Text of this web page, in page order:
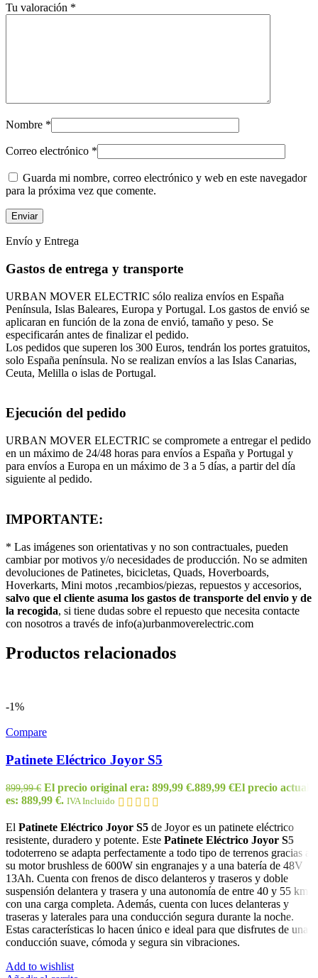
Tu valoración *
Nombre *
Correo electrónico *
Guarda mi nombre, correo electrónico y web en este navegador
para la próxima vez que comente.
Envío y Entrega
Gastos de entrega y transporte
URBAN MOVER ELECTRIC sólo realiza envíos en España
Península, Islas Baleares, Europa y Portugal. Los gastos de envió se
aplicaran en función de la zona de envió, tamaño y peso. Se
especificarán antes de finalizar el pedido.
Los pedidos que superen los 300 Euros, tendrán los portes gratuitos,
solo España península. No se realizan envíos a las Islas Canarias,
Ceuta, Melilla o islas de Portugal.
Ejecución del pedido
URBAN MOVER ELECTRIC se compromete a entregar el pedido
en un máximo de 24/48 horas para envíos a España y Portugal y
para envíos a Europa en un máximo de 3 a 5 días, a partir del día
siguiente al pedido.
IMPORTANTE:
* Las imágenes son orientativas y no son contractuales, pueden
cambiar por motivos y/o necesidades de producción. No se admiten
devoluciones de Patinetes, bicicletas, Quads, Hoverboards,
Hoverkarts, Mini motos ,recambios/piezas, repuestos y accesorios,
salvo que el cliente asuma los gastos de transporte del envio y de
la recogida, si tiene dudas sobre el repuesto que necesita contacte
con nosotros a través de info(a)urbanmoverelectric.com
Productos relacionados
-1%
Compare
Patinete Eléctrico Joyor S5
899,99€ El precio original era: 899,99 €.889,99 €El precio actual
es: 889,99 €. IVA Incluido
El Patinete Eléctrico Joyor S5 de Joyor es un patinete eléctrico
resistente, duradero y potente. Este Patinete Eléctrico Joyor S5
todoterreno se adapta perfectamente a todo tipo de terrenos gracias a
su motor brushless de 600W sin engranajes y a una batería de 48V
13Ah. Cuenta con frenos de disco delanteros y traseros y doble
suspensión delantera y trasera y una autonomía de entre 40 y 55 km
con una carga completa. Además, cuenta con luces delanteras y
traseras y laterales para una conducción segura durante la noche.
Estas características lo hacen único e ideal para que disfrutes de una
conducción suave, cómoda y segura sin vibraciones.
Add to wishlist